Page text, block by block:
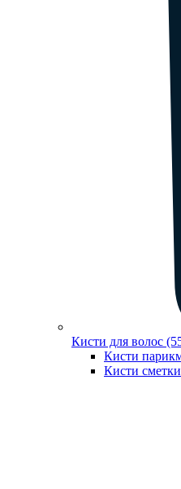
Кисти для волос
Кисти
Кисти